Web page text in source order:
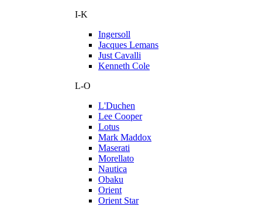
I-K
Ingersoll
Jacques Lemans
Just Cavalli
Kenneth Cole
L-O
L'Duchen
Lee Cooper
Lotus
Mark Maddox
Maserati
Morellato
Nautica
Obaku
Orient
Orient Star